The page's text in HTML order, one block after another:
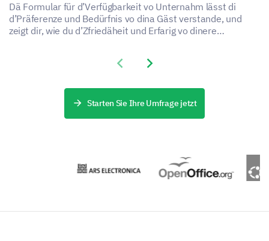
Dä Formular für d’Verfügbarkeit vo Unternahm lässt di
d’Präferenze und Bedürfnis vo dina Gäst verstande, und
zeigt dir, wie du d’Zfriedäheit und Erfarig vo dinere
Previous slide
Next slide
Starten Sie Ihre Umfrage jetzt